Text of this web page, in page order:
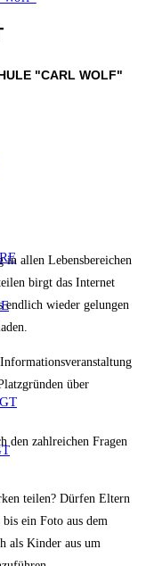
"CARL WOLF"
allen Lebensbereichen
birgt das Internet
endlich wieder gelungen
über
den zahlreichen Fragen
teilen? Dürfen Eltern
ein Foto aus dem
als Kinder aus um